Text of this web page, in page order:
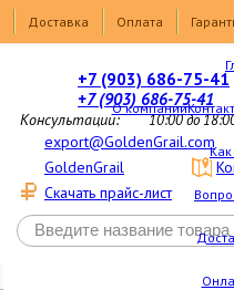
Доставка Оплата
О компании
Как
+7 (903) 686-75-41
+7 (903) 686-75-41
Консультации: 10:00 до
export@GoldenGrail.com
GoldenGrail
Скачать прайс-лист